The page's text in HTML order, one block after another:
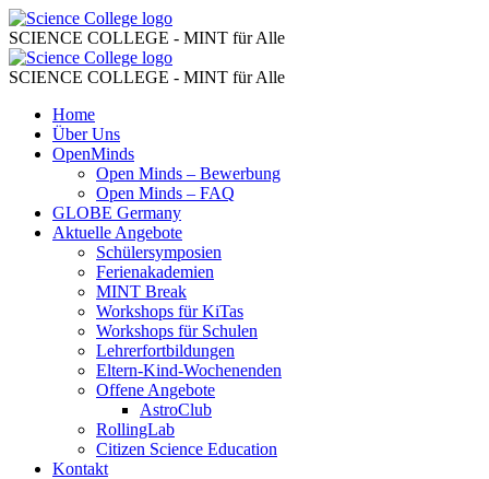
Open
Minds
–
FAQ
Science
College
Science
College
SCIENCE COLLEGE - MINT für Alle
Open
Minds
FAQ
Science
College
Science
College
SCIENCE COLLEGE - MINT für Alle
Skip
content
Home
Über Uns
OpenMinds
Open Minds – Bewerbung
Open Minds – FAQ
GLOBE Germany
Aktuelle Angebote
Schülersymposien
Ferienakademien
MINT Break
Workshops für KiTas
Workshops für Schulen
Lehrerfortbildungen
Eltern-Kind-Wochenenden
Offene Angebote
AstroClub
RollingLab
Citizen Science Education
Kontakt